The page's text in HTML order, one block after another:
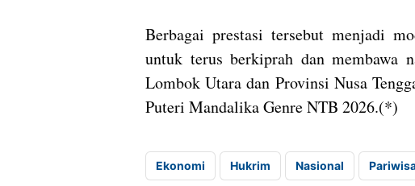
Berbagai prestasi tersebut menjadi
untuk terus berkiprah dan membawa
Lombok Utara dan Provinsi Nusa
Puteri Mandalika Genre NTB 2026.(*)
Ekonomi Hukrim Nasional